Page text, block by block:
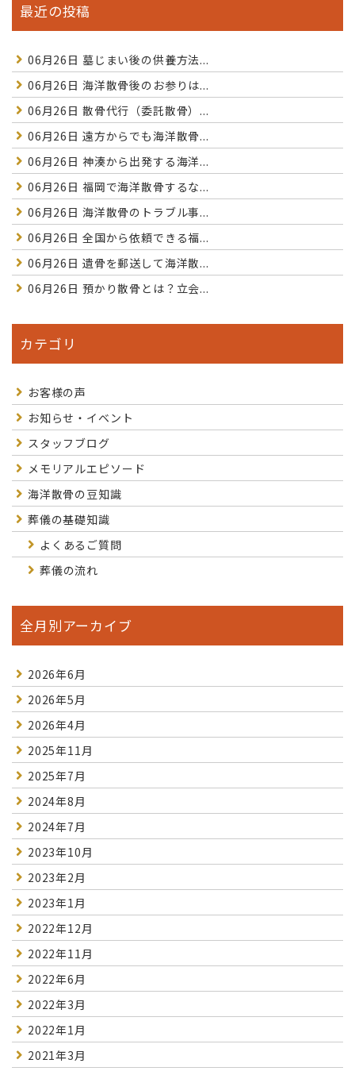
最近の投稿
06月26日 墓じまい後の供養方法...
06月26日 海洋散骨後のお参りは...
06月26日 散骨代行（委託散骨）...
06月26日 遠方からでも海洋散骨...
06月26日 神湊から出発する海洋...
06月26日 福岡で海洋散骨するな...
06月26日 海洋散骨のトラブル事...
06月26日 全国から依頼できる福...
06月26日 遺骨を郵送して海洋散...
06月26日 預かり散骨とは？立会...
カテゴリ
お客様の声
お知らせ・イベント
スタッフブログ
メモリアルエピソード
海洋散骨の豆知識
葬儀の基礎知識
よくあるご質問
葬儀の流れ
全月別アーカイブ
2026年6月
2026年5月
2026年4月
2025年11月
2025年7月
2024年8月
2024年7月
2023年10月
2023年2月
2023年1月
2022年12月
2022年11月
2022年6月
2022年3月
2022年1月
2021年3月